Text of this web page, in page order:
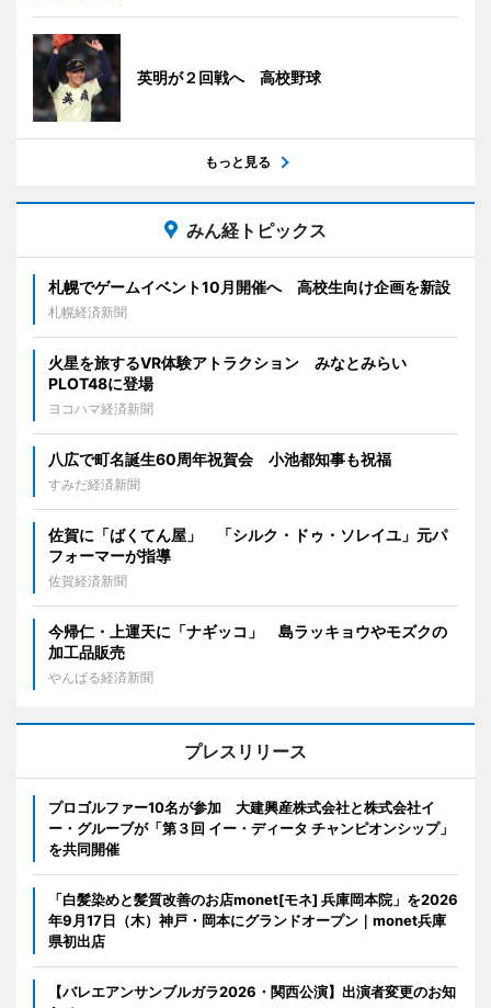
英明が２回戦へ 高校野球
もっと見る
みん経トピックス
札幌でゲームイベント10月開催へ 高校生向け企画を新設
札幌経済新聞
火星を旅するVR体験アトラクション みなとみらい
PLOT48に登場
ヨコハマ経済新聞
八広で町名誕生60周年祝賀会 小池都知事も祝福
すみだ経済新聞
佐賀に「ばくてん屋」 「シルク・ドゥ・ソレイユ」元パ
フォーマーが指導
佐賀経済新聞
今帰仁・上運天に「ナギッコ」 島ラッキョウやモズクの
加工品販売
やんばる経済新聞
プレスリリース
プロゴルファー10名が参加 大建興産株式会社と株式会社イ
ー・グルーブが「第３回 イー・ディータ チャンピオンシップ」
を共同開催
「白髪染めと髪質改善のお店monet[モネ] 兵庫岡本院」を2026
年9月17日（木）神戸・岡本にグランドオープン｜monet兵庫
県初出店
【バレエアンサンブルガラ2026・関西公演】出演者変更のお知